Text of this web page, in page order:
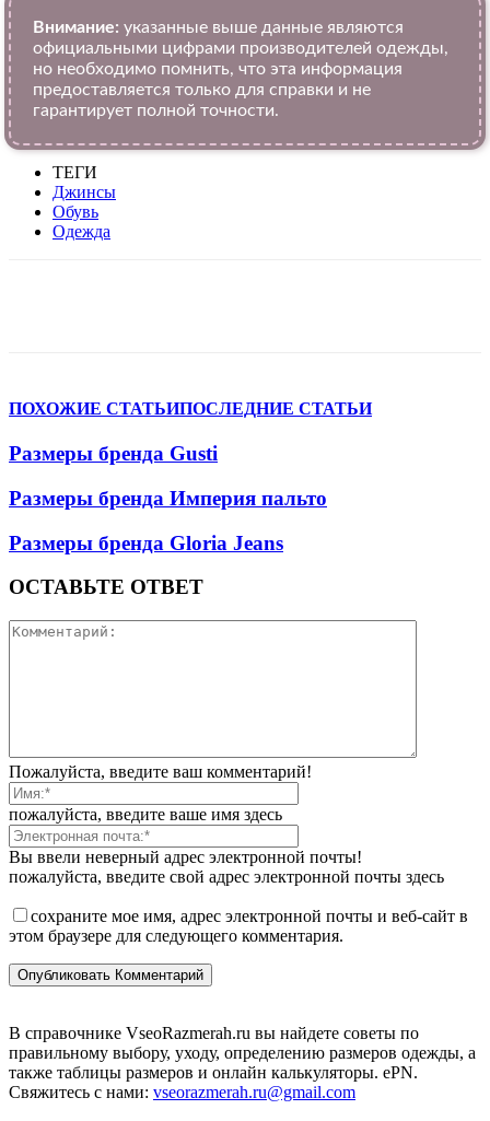
Внимание: указанные выше данные являются
официальными цифрами производителей одежды,
но необходимо помнить, что эта информация
предоставляется только для справки и не
гарантирует полной точности.
ТЕГИ
Джинсы
Обувь
Одежда
ПОХОЖИЕ СТАТЬИПОСЛЕДНИЕ СТАТЬИ
Размеры бренда Gusti
Размеры бренда Империя пальто
Размеры бренда Gloria Jeans
ОСТАВЬТЕ ОТВЕТ
Пожалуйста, введите ваш комментарий!
пожалуйста, введите ваше имя здесь
Вы ввели неверный адрес электронной почты!
пожалуйста, введите свой адрес электронной почты здесь
сохраните мое имя, адрес электронной почты и веб-сайт в
этом браузере для следующего комментария.
В справочнике VseoRazmerah.ru вы найдете советы по
правильному выбору, уходу, определению размеров одежды, а
также таблицы размеров и онлайн калькуляторы. ePN.
Свяжитесь с нами: vseorazmerah.ru@gmail.com